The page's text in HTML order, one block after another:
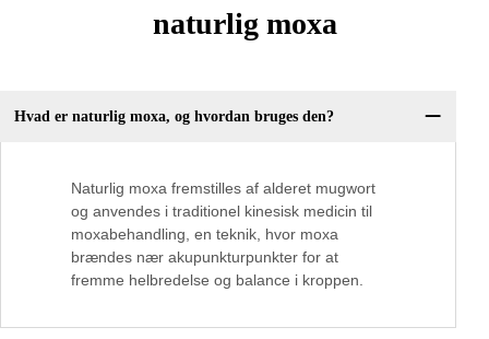
naturlig moxa
Hvad er naturlig moxa, og hvordan bruges den?
Naturlig moxa fremstilles af alderet mugwort
og anvendes i traditionel kinesisk medicin til
moxabehandling, en teknik, hvor moxa
brændes nær akupunkturpunkter for at
fremme helbredelse og balance i kroppen.